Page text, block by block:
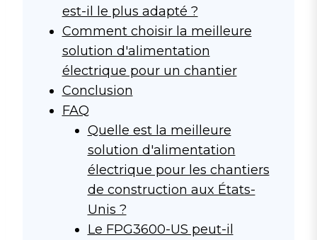
est-il le plus adapté ?
Comment choisir la meilleure
solution d'alimentation
électrique pour un chantier
Conclusion
FAQ
Quelle est la meilleure
solution d'alimentation
électrique pour les chantiers
de construction aux États-
Unis ?
Le FPG3600-US peut-il